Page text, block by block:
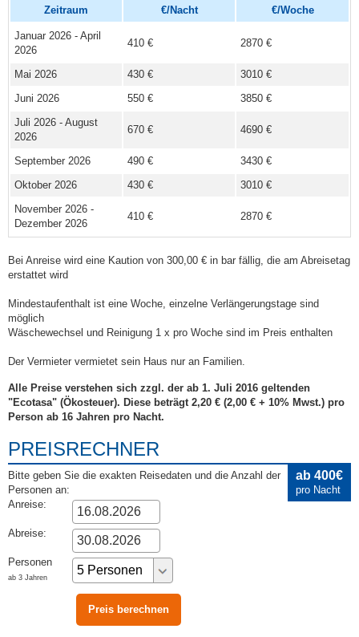
Zeitraum €/Nacht €/Woche
Januar 2026 - April
2026
410 € 2870 €
Mai 2026 430 €
3010 €
Juni 2026
550 €
3850 €
Juli 2026 - August
2026
670 € 4690 €
September 2026 490 €
3430 €
Oktober 2026
430 €
3010 €
November 2026 -
Dezember 2026
410 € 2870 €
Bei Anreise wird eine Kaution von 300,00 € in bar fällig, die am Abreisetag
erstattet wird
Mindestaufenthalt ist eine Woche, einzelne Verlängerungstage sind
möglich
Wäschewechsel und Reinigung 1 x pro Woche sind im Preis enthalten
Der Vermieter vermietet sein Haus nur an Familien.
Alle Preise verstehen sich zzgl. der ab 1. Juli 2016 geltenden
"Ecotasa" (Ökosteuer). Diese beträgt 2,20 € (2,00 € + 10% Mwst.) pro
Person ab 16 Jahren pro Nacht.
ab 400€
pro Nacht
PREISRECHNER
Bitte geben Sie die exakten Reisedaten und die Anzahl der
Personen an:
Anreise:
Abreise:
Personen
ab 3 Jahren